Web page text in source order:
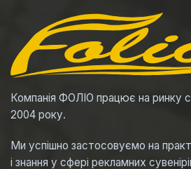
Компанія ФОЛІО працює на ринку
2004 року.
Ми успішно застосовуємо на
і знання у сфері рекламних